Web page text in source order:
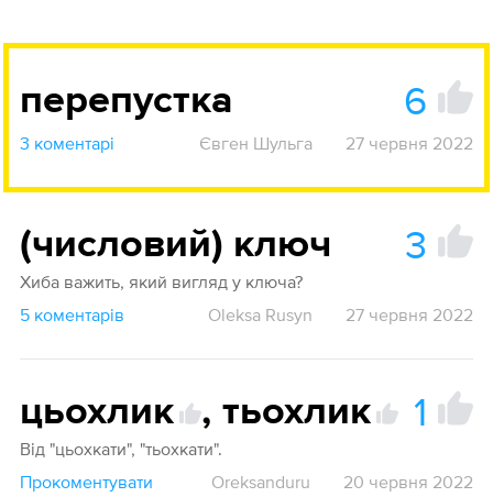
перепустка 6
3 коментарі Євген Шульга 27 червня 2022
(числовий) ключ 3
Хиба важить, який вигляд у ключа?
5 коментарів
Oleksa Rusyn 27 червня 2022
цьохлик , тьохлик 1
Від "цьохкати", "тьохкати".
Прокоментувати
Oreksanduru 20 червня 2022